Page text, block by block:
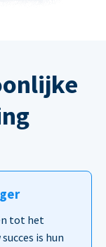
tot het
is hun